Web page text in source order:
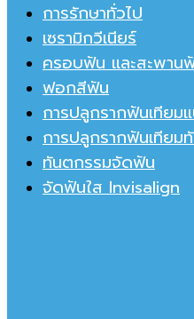
การรักษาทั่วไป
เซรามิกวีเนียร์
ครอบฟัน และสะพาน
ฟอกสีฟัน
การปลูกรากฟันเทีย
การปลูกรากฟันเทียม
ทันตกรรมจัดฟัน
จัดฟันใส Invisalign